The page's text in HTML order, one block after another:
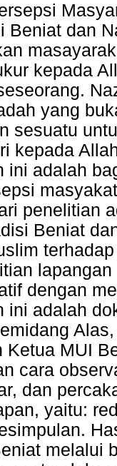
Beniat dan
kepada
yang
sesuatu
kepada
ini adalah
penelitian
Beniat
dengan
ini adalah
Ketua MUI
cara
dan
yaitu:
melalui